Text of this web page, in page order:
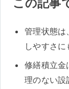
この記事
管理状態は
しやすさに
修繕積立金
理のない設